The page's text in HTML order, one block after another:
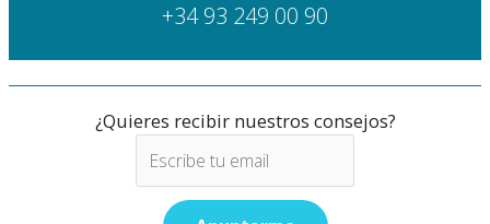
+34 93 249 00 90
¿Quieres recibir nuestros consejos?